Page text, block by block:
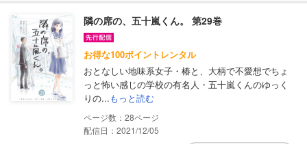
隣の席の、五十嵐くん。 第29巻
お得な100ポイントレンタル
おとなしい地味系女子・椿と、大柄で不愛想でちょ
っと怖い感じの学校の有名人・五十嵐くんのゆっく
りの...もっと読む
28
配信日：2021/12/05